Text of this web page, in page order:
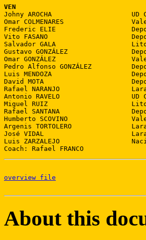
VEN
Johny AROCHA                    UD
Omar COLMENARES
Frederic ELIE
Vito FASANO
Salvador GALA
Gustavo GONZÁLEZ
Omar GONZÁLEZ
Pedro Alfonso GONZÁLEZ
Luis MENDOZA
David MOTA
Rafael NARANJO
Antonio RAVELO                  UD
Miguel RUIZ
Rafael SANTANA
Humberto SCOVINO
Argenis TORTOLERO
José VIDAL
Luis ZARZALEJO
Coach: Rafael FRANCO
overview file
About this